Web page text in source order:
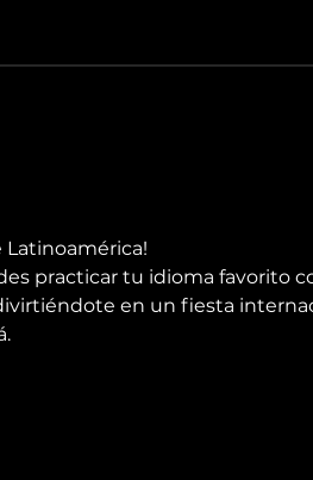
Latinoamérica!
practicar tu idioma favorito
en un fiesta